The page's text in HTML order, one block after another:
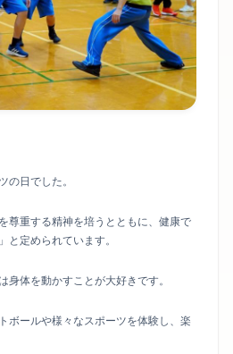
の日でした。
尊重する精神を培うとともに、健康で
と定められています。
身体を動かすことが大好きです。
ボールや様々なスポーツを体験し、楽